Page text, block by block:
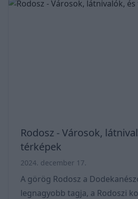
Rodosz - Városok,
térképek
2024. december 17.
A görög Rodosz a
legnagyobb tagja, a Rodoszi